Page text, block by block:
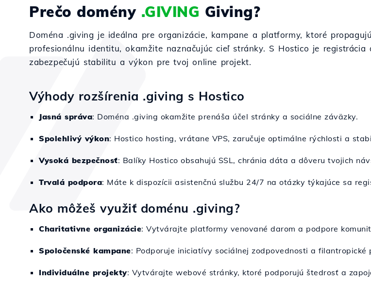
Prečo domény .GIVING Giving?
Doména .giving je ideálna pre organizácie, kampane a platformy, ktoré
profesionálnu identitu, okamžite naznačujúc cieľ stránky. S Hostico je
zabezpečujú stabilitu a výkon pre tvoj online projekt.
Výhody rozšírenia .giving s Hostico
Jasná správa: Doména .giving okamžite prenáša účel stránky a sociálne záväzky.
Spolehlivý výkon: Hostico hosting, vrátane VPS, zaručuje optimálne rýchlosti a
Vysoká bezpečnosť: Balíky Hostico obsahujú SSL, chránia dáta a dôveru tvojich
Trvalá podpora: Máte k dispozícii asistenčnú službu 24/7 na otázky týkajúce sa
Ako môžeš využiť doménu .giving?
Charitativne organizácie: Vytvárajte platformy venované darom a podpore
Spoločenské kampane: Podporuje iniciatívy sociálnej zodpovednosti a filantropické
Individuálne projekty: Vytvárajte webové stránky, ktoré podporujú štedrosť a